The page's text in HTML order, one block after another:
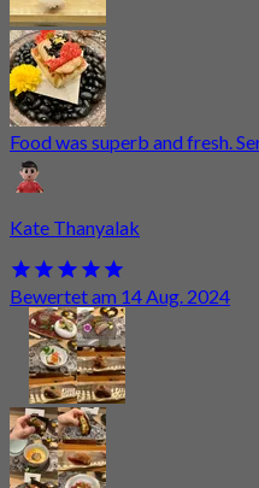
Food was superb and fresh.
Kate Thanyalak
Bewertet am 14 Aug. 2024